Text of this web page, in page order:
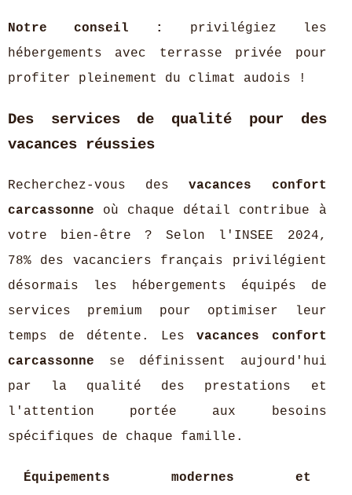
Notre conseil :
privilégiez les
hébergements avec terrasse privée pour
profiter pleinement du climat audois !
Des services de qualité pour des
vacances réussies
Recherchez-vous desvacances confort
carcassonne où chaque détail contribue à
votre bien-être ? Selon l'INSEE 2024,
78% des vacanciers français privilégient
désormais les hébergements équipés de
services premium pour optimiser leur
temps de détente. Lesvacances confort
carcassonne se définissent aujourd'hui
par la qualité des prestations et
l'attention portée aux besoins
spécifiques de chaque famille.
Équipements modernes et